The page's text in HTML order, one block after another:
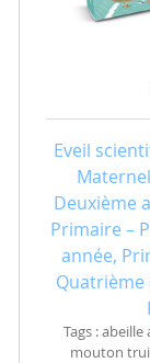
Eveil
Deuxième
Primaire –
année,
Quatrième
Tags :
mouton